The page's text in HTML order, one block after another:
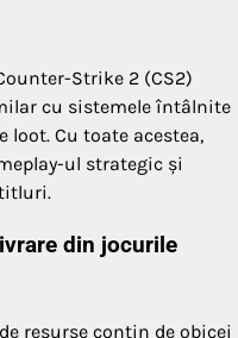
Strike 2 (CS2)
cu sistemele întâlnite
Cu toate acestea,
ul strategic și
din jocurile
resurse conțin de obicei